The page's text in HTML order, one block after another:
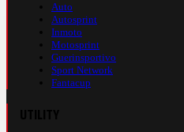
Auto
Autosprint
Inmoto
Motosprint
Guerinsportivo
Sport Network
Fantacup